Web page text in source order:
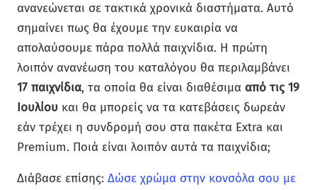
ανανεώνεται σε τακτικά χρονικά διαστήματα. Αυτό
σημαίνει πως θα έχουμε την ευκαιρία να
απολαύσουμε πάρα πολλά παιχνίδια. Η πρώτη
λοιπόν ανανέωση του καταλόγου θα περιλαμβάνει
17 παιχνίδια, τα οποία θα είναι διαθέσιμα από τις 19
Ιουλίου και θα μπορείς να τα κατεβάσεις δωρεάν
εάν τρέχει η συνδρομή σου στα πακέτα Extra και
Premium. Ποιά είναι λοιπόν αυτά τα παιχνίδια;
Διάβασε επίσης: Δώσε χρώμα στην κονσόλα σου με